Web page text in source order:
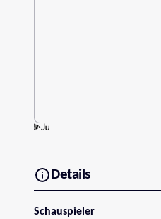
Details
Schauspieler